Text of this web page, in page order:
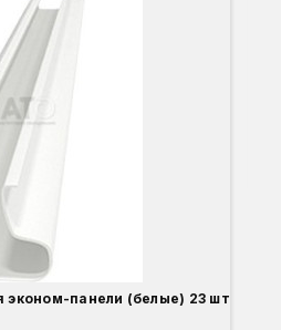
эконом-панели (белые) 23 шт